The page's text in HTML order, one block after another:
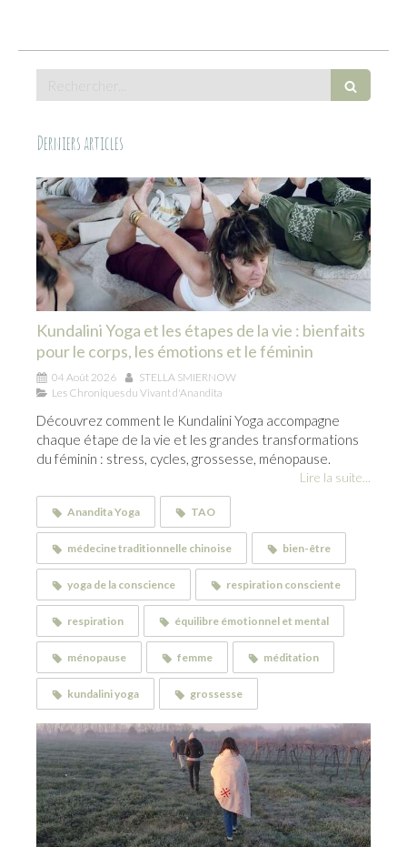
Derniers articles
Kundalini Yoga et les étapes de la vie : bienfaits
pour le corps, les émotions et le féminin
04 Août 2026
STELLA SMIERNOW
Les Chroniques du Vivant d'Anandita
Découvrez comment le Kundalini Yoga accompagne
chaque étape de la vie et les grandes transformations
du féminin : stress, cycles, grossesse, ménopause.
Lire la suite...
Anandita Yoga TAO
médecine traditionnelle chinoise bien-être
yoga de la conscience respiration consciente
respiration équilibre émotionnel et mental
ménopause femme méditation
kundalini yoga grossesse